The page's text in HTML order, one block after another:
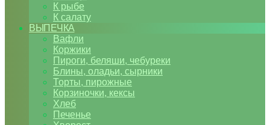
К рыбе
К салату
ВЫПЕЧКА
Вафли
Коржики
Пироги, беляши, чебуреки
Блины, оладьи, сырники
Торты, пирожные
Корзиночки, кексы
Хлеб
Печенье